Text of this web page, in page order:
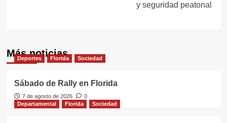
y seguridad peatonal
Más noticias
Deportes Florida Sociedad
Sábado de Rally en Florida
7 de agosto de 2026
0
Departamental
Florida Sociedad